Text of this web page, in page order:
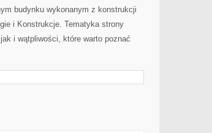
budynku wykonanym z konstrukcji
i Konstrukcje. Tematyka strony
i wątpliwości, które warto poznać